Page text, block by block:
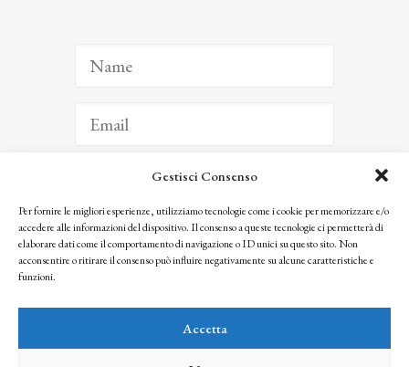
Gestisci Consenso
Per fornire le migliori esperienze, utilizziamo tecnologie come i cookie per memorizzare e/o
accedere alle informazioni del dispositivo. Il consenso a queste tecnologie ci permetterà di
elaborare dati come il comportamento di navigazione o ID unici su questo sito. Non
acconsentire o ritirare il consenso può influire negativamente su alcune caratteristiche e
funzioni.
Accetta
ISCRIVITI
Facendo clic per iscriverti, riconosci che le tue informazioni saranno trattate
seguendo la nostra Privacy Policy
© 2025 Istituto Matteucci. All right reserved
l’autorizzazione scritta dei proprietari dei diritti e dell’Istituto Matteucci